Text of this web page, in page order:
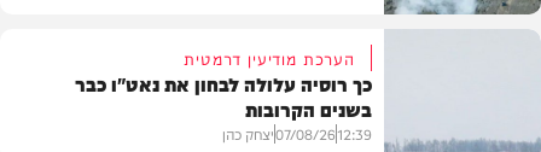
הערכת מודיעין דרמטית
כך רוסיה עלולה לבחון את נאט"ו כבר
בשנים הקרובות
12:39
07/08/26יצחק כהן